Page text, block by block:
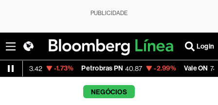
PUBLICIDADE
Login
-1.73% Petrobras PN 40.87 -2.99% Vale ON 74.97 -
NEGÓCIOS